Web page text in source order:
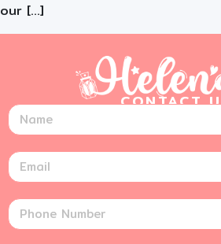
our […]
CONTACT